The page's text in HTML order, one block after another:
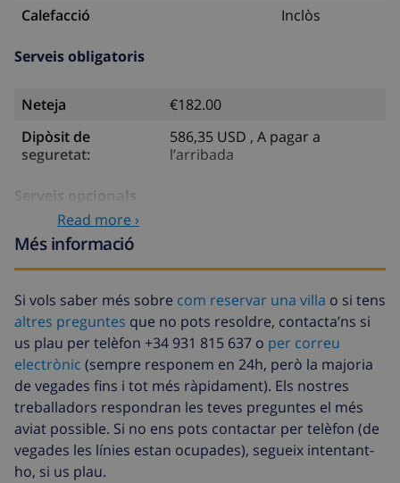
Calefacció
Inclòs
Serveis obligatoris
Neteja
€182.00
Dipòsit de
seguretat:
586,35 USD , A pagar a
l’arribada
Serveis opcionals
Llit infantil
Animals de
companyia
46,91 USD
Llenca extra
17,59 USD per persona
Tovalloles extra
8,80 USD per persona
Sortida tardana
113,75 USD
Neteja extra
Basat en el consum d’energia
(52,77 USD/HOUR)
Fons de
Read more ›
Més informació
Si vols saber més sobre com reservar una villa o si tens
altres preguntes que no pots resoldre, contacta’ns si
us plau per telèfon +34 931 815 637 o per correu
electrònic (sempre responem en 24h, però la majoria
de vegades fins i tot més ràpidament). Els nostres
treballadors respondran les teves preguntes el més
aviat possible. Si no ens pots contactar per telèfon (de
vegades les línies estan ocupades), segueix intentant-
ho, si us plau.